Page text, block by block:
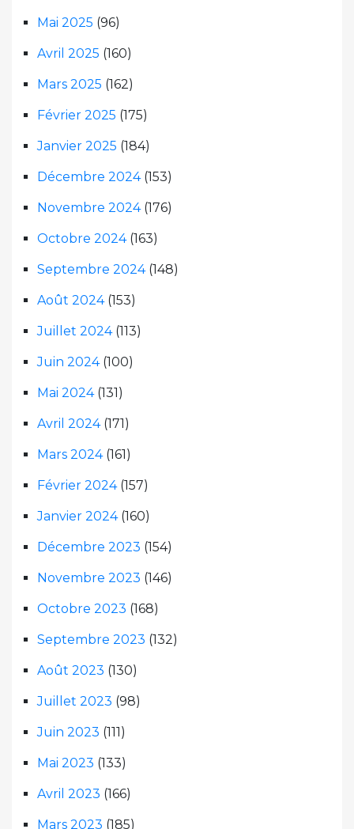
Mai 2025 (96)
Avril 2025 (160)
Mars 2025 (162)
Février 2025 (175)
Janvier 2025 (184)
Décembre 2024(153)
Novembre 2024(176)
Octobre 2024(163)
Septembre 2024(148)
Août 2024(153)
Juillet 2024(113)
Juin 2024(100)
Mai 2024(131)
Avril 2024(171)
Mars 2024(161)
Février 2024(157)
Janvier 2024(160)
Décembre 2023 (154)
Novembre 2023 (146)
Octobre 2023 (168)
Septembre 2023 (132)
Août 2023 (130)
Juillet 2023 (98)
Juin 2023 (111)
Mai 2023 (133)
Avril 2023 (166)
Mars 2023 (185)